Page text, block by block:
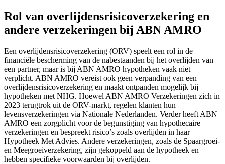
Rol van overlijdensrisicoverzekering en
andere verzekeringen bij ABN AMRO
Een overlijdensrisicoverzekering (ORV) speelt een rol in de
financiële bescherming van de nabestaanden bij het overlijden van
een partner, maar is bij ABN AMRO hypotheken vaak niet
verplicht. ABN AMRO vereist ook geen verpanding van een
overlijdensrisicoverzekering en maakt ontpanden mogelijk bij
hypotheken met NHG. Hoewel ABN AMRO Verzekeringen zich in
2023 terugtrok uit de ORV-markt, regelen klanten hun
levensverzekeringen via Nationale Nederlanden. Verder heeft ABN
AMRO een zorgplicht voor de begunstiging van hypothecaire
verzekeringen en bespreekt risico’s zoals overlijden in haar
Hypotheek Met Advies. Andere verzekeringen, zoals de Spaargroei-
en Meegroeiverzekering, zijn gekoppeld aan de hypotheek en
hebben specifieke voorwaarden bij overlijden.